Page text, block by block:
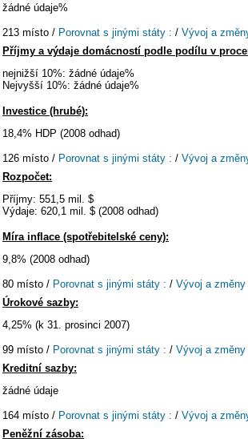
žádné údaje%
213 místo / Porovnat s jinými státy : / Vývoj a
Příjmy a výdaje domácností podle podílu v
nejnižší 10%: žádné údaje%
Nejvyšší 10%: žádné údaje%
Investice (hrubé):
18,4% HDP (2008 odhad)
126 místo / Porovnat s jinými státy : / Vývoj a
Rozpočet:
Příjmy: 551,5 mil. $
Výdaje: 620,1 mil. $ (2008 odhad)
Míra inflace (spotřebitelské ceny):
9,8% (2008 odhad)
80 místo / Porovnat s jinými státy : / Vývoj a
Úrokové sazby:
4,25% (k 31. prosinci 2007)
99 místo / Porovnat s jinými státy : / Vývoj a
Kreditní sazby:
žádné údaje
164 místo / Porovnat s jinými státy : / Vývoj a
Peněžní zásoba: